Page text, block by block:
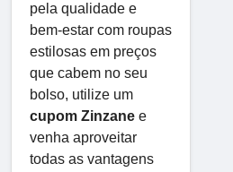
pela qualidade e
bem-estar com roupas
estilosas em preços
que cabem no seu
bolso, utilize um
cupom Zinzane e
venha aproveitar
todas as vantagens